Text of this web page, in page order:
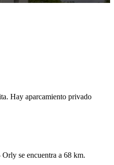
Hay aparcamiento privado
se encuentra a 68 km.